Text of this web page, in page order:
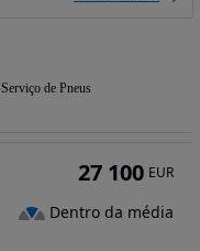
Serviço de Pneus
27 100 EUR
Dentro da média